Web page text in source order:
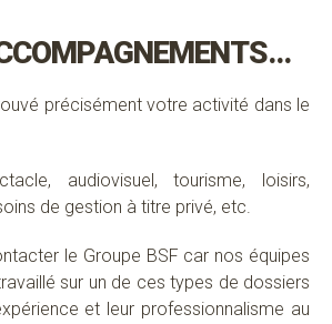
précisément votre activité dans le
audiovisuel, tourisme, loisirs,
de gestion à titre privé, etc.
le Groupe BSF car nos équipes
sur un de ces types de dossiers
et leur professionnalisme au